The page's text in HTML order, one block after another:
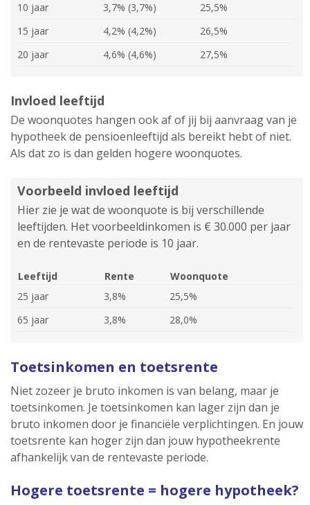
10 jaar
3,7% (3,7%)
25,5%
15 jaar
4,2% (4,2%)
26,5%
20 jaar
4,6% (4,6%) 27,5%
Invloed leeftijd
De woonquotes hangen ook af of jij bij aanvraag van je
hypotheek de pensioenleeftijd als bereikt hebt of niet.
Als dat zo is dan gelden hogere woonquotes.
Voorbeeld invloed leeftijd
Hier zie je wat de woonquote is bij verschillende
leeftijden. Het voorbeeldinkomen is € 30.000 per jaar
en de rentevaste periode is 10 jaar.
Leeftijd Rente
Woonquote
25 jaar
3,8%
25,5%
65 jaar
3,8% 28,0%
Toetsinkomen en toetsrente
Niet zozeer je bruto inkomen is van belang, maar je
toetsinkomen. Je toetsinkomen kan lager zijn dan je
bruto inkomen door je financiële verplichtingen. En jouw
toetsrente kan hoger zijn dan jouw hypotheekrente
afhankelijk van de rentevaste periode.
Hogere toetsrente = hogere hypotheek?